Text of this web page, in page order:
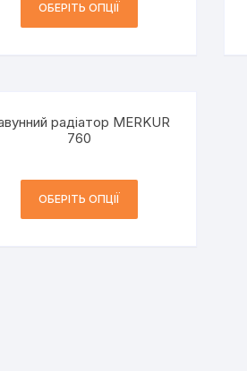
ОБЕРІТЬ ОПЦІЇ
радіатор MERKUR
760
ОБЕРІТЬ ОПЦІЇ